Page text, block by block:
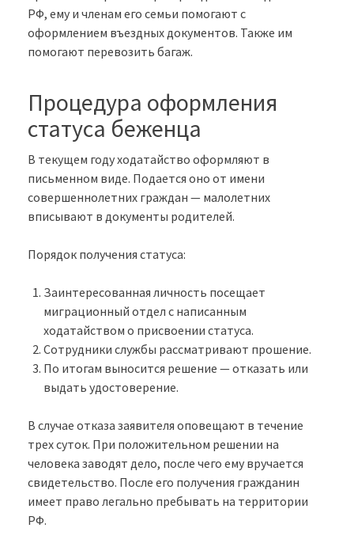
РФ, ему и членам его семьи помогают с
оформлением въездных документов. Также им
помогают перевозить багаж.
Процедура оформления
статуса беженца
В текущем году ходатайство оформляют в
письменном виде. Подается оно от имени
совершеннолетних граждан — малолетних
вписывают в документы родителей.
Порядок получения статуса:
Заинтересованная личность посещает
миграционный отдел с написанным
ходатайством о присвоении статуса.
Сотрудники службы рассматривают прошение.
По итогам выносится решение — отказать или
выдать удостоверение.
В случае отказа заявителя оповещают в течение
трех суток. При положительном решении на
человека заводят дело, после чего ему вручается
свидетельство. После его получения гражданин
имеет право легально пребывать на территории
РФ.